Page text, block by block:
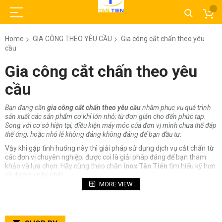
Home GIA CÔNG THEO YÊU CẦU
Gia công cắt chấn theo yêu
cầu
Gia công cắt chấn theo yêu
cầu
Bạn đang cần gia công cắt chấn theo yêu cầunhằm phục vụ quá trình
sản xuất các sản phẩm cơ khí lớn nhỏ; từ đơn giản cho đến phức tạp.
Song với cơ sở hiện tại, điều kiện máy móc của đơn vị mình chưa thể đáp
thể ứng; hoặc nhỏ lẻ không đáng không đáng để bạn đầu tư.
Vậy khi gặp tình huống này thì giải pháp sử dụng dịch vụ cắt chấn từ
các đơn vị chuyên nghiệp; được coi là giải pháp đáng để bạn tham
khảo và lựa chọn. Hãy cùng theo chân inox Tân Tiến tìm hiểu kỹ hơn
về dịch vụ này nhé!
MORE VIEW